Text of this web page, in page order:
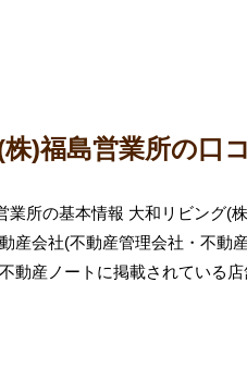
)福島営業所の口
業所の基本情報 大和リビング(
産会社(不動産管理会社・不動
動産ノートに掲載されている